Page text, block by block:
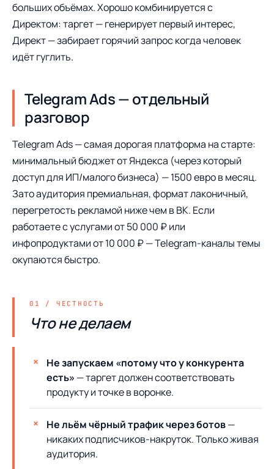
больших объёмах. Хорошо комбинируется с
Директом: таргет — генерирует первый интерес,
Директ — забирает горячий запрос когда человек
идёт гуглить.
Telegram Ads — отдельный
разговор
Telegram Ads — самая дорогая платформа на старте:
минимальный бюджет от Яндекса (через который
доступ для ИП/малого бизнеса) — 1500 евро в месяц.
Зато аудитория премиальная, формат лаконичный,
перегретость рекламой ниже чем в ВК. Если
работаете с услугами от 50 000 ₽ или
инфопродуктами от 10 000 ₽ — Telegram-каналы темы
окупаются быстро.
Что не делаем
Не запускаем «потому что у конкурента
есть» — таргет должен соответствовать
продукту и точке в воронке.
Не льём чёрный трафик через ботов—
никаких подписчиков-накруток. Только живая
аудитория.